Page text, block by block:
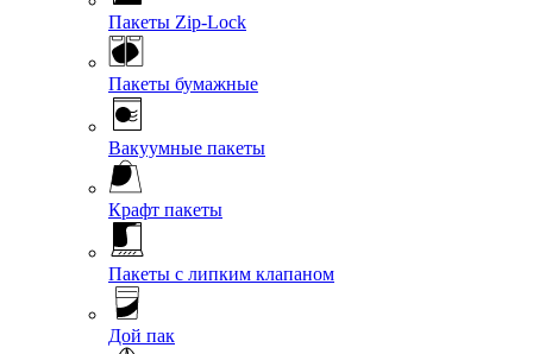
Пакеты Zip-Lock
Пакеты бумажные
Вакуумные пакеты
Крафт пакеты
Пакеты с липким клапаном
Дой пак